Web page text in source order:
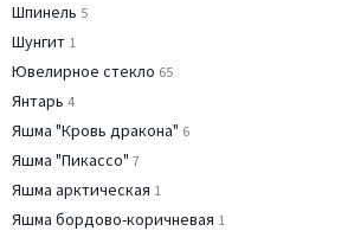
Шпинель 5
Шунгит 1
Ювелирное стекло 65
Янтарь 4
Яшма "Кровь дракона" 6
Яшма "Пикассо" 7
Яшма арктическая 1
Яшма бордово-коричневая 1